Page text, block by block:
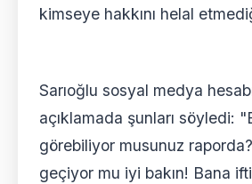
kimseye hakkını helal
Sarıoğlu sosyal medya
açıklamada şunları söyledi:
görebiliyor musunuz
geçiyor mu iyi bakın! Bana